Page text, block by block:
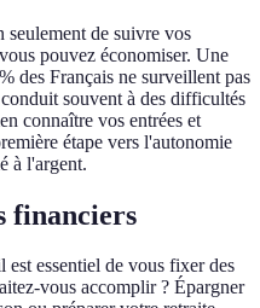
de suivre vos
pouvez économiser. Une
des Français ne surveillent pas
souvent à des difficultés
connaître vos entrées et
étape vers l'autonomie
à l'argent.
financiers
essentiel de vous fixer des
vous accomplir ? Épargner